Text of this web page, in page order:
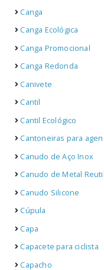
Canga
Canga Ecológica
Canga Promocional
Canga Redonda
Canivete
Cantil
Cantil Ecológico
Cantoneiras para
Canudo de Aço Inox
Canudo de Metal
Canudo Silicone
Cúpula
Capa
Capacete para ciclista
Capacho